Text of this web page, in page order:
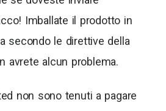
Imballate il prodotto in
secondo le direttive della
avrete alcun problema.
non sono tenuti a pagare